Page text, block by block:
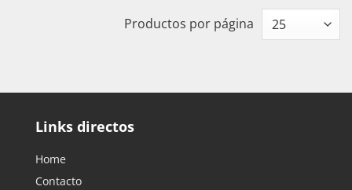
Productos por página
Links directos
Home
Contacto